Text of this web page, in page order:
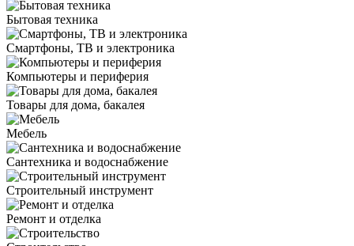
Бытовая техника
Смартфоны, ТВ и электроника
Компьютеры и периферия
Товары для дома, бакалея
Мебель
Сантехника и водоснабжение
Строительный инструмент
Ремонт и отделка